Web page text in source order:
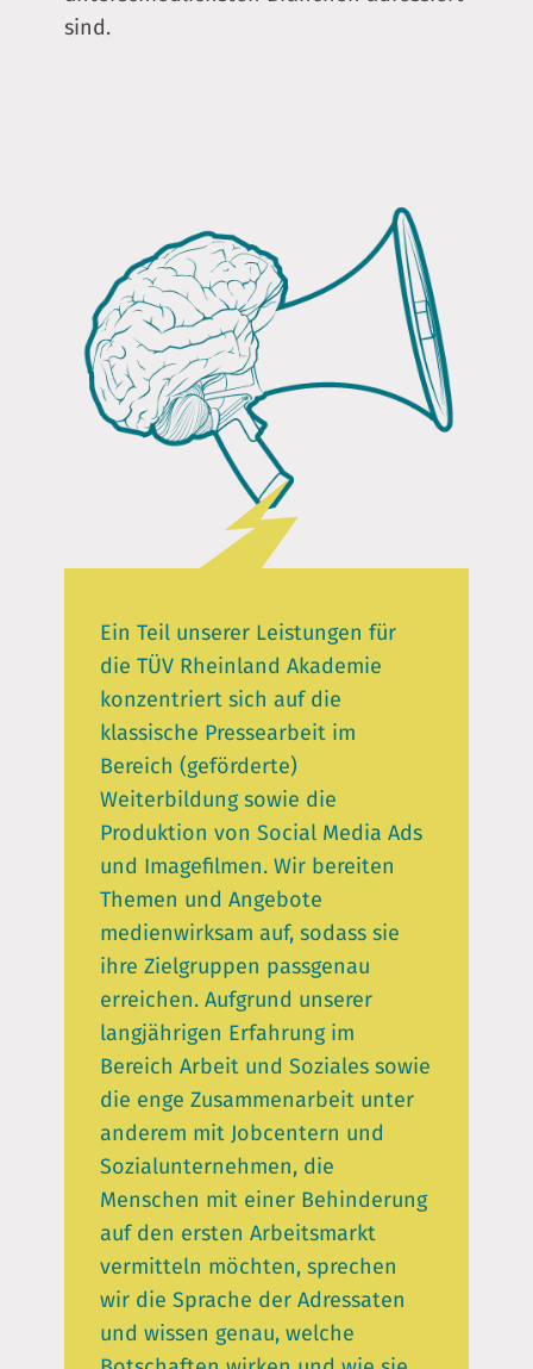
sind.
Ein Teil unserer Leistungen für
die TÜV Rheinland Akademie
konzentriert sich auf die
klassische Pressearbeit im
Bereich (geförderte)
Weiterbildung sowie die
Produktion von Social Media Ads
und Imagefilmen. Wir bereiten
Themen und Angebote
medienwirksam auf, sodass sie
ihre Zielgruppen passgenau
erreichen. Aufgrund unserer
langjährigen Erfahrung im
Bereich Arbeit und Soziales sowie
die enge Zusammenarbeit unter
anderem mit Jobcentern und
Sozialunternehmen, die
Menschen mit einer Behinderung
auf den ersten Arbeitsmarkt
vermitteln möchten, sprechen
wir die Sprache der Adressaten
und wissen genau, welche